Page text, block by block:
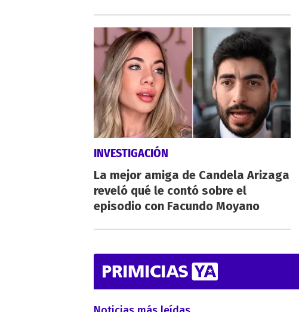
INVESTIGACIÓN
La mejor amiga de Candela Arizaga
reveló qué le contó sobre el
episodio con Facundo Moyano